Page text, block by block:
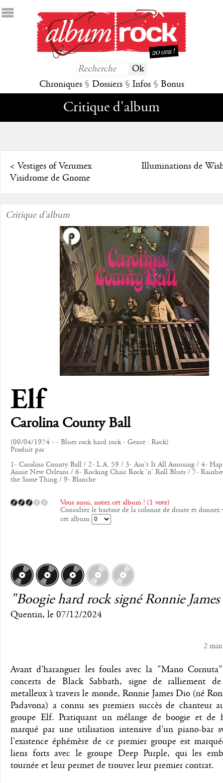
Chroniques § Dossiers § Infos § Bonus
Critique d'album
< Vestiges of Verumex
Visidrome de Gnome
Illuminations de
Critique d'album
Elf
Carolina County Ball
(00/04/1974 - - Blues rock hard rock - Genre : Rock)
Produit par
1- Carolina County Ball / 2- L.A. 59 / 3- Ain't It All Amusing / 4-
Annie New Orleans / 6- Rocking Chair Rock 'n' Roll Blues / 7-
the Same Thing / 9- Blanche
Vous aussi, notez cet album ! (1 vote)
Consultez le barème de la colonne de droite et donnez
cet album
"Boogie hard rock signé Ronnie
Quentin, le 07/12/2024
2 min
Avant d'haranguer les foules avec la "Mano
concerts de Black Sabbath, signe de ralliement
metalleux à travers le monde, Ronnie James Dio (né
Padavona) a connu ses premiers succès de chanteur
groupe Elf. Pratiquant un mélange de boogie et de
marqué par une utilisation intensive d’un piano-bar
l’existence éphémère de ce premier groupe est
liens forts avec le groupe Deep Purple, qui les
tournée et leur permet de trouver leur premier contrat.